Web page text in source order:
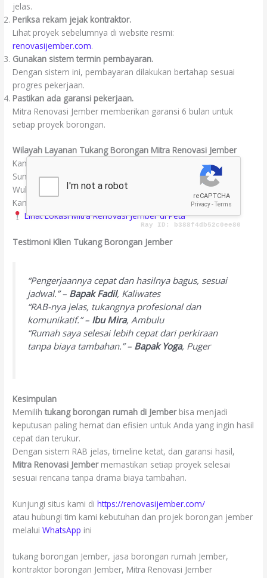
jelas.
Periksa rekam jejak kontraktor.
Lihat proyek sebelumnya di website resmi:
renovasijember.com.
Gunakan sistem termin pembayaran.
Dengan sistem ini, pembayaran dilakukan bertahap sesuai
progres pekerjaan.
Pastikan ada garansi pekerjaan.
Mitra Renovasi Jember memberikan garansi 6 bulan untuk
setiap proyek borongan.
Wilayah Layanan Tukang Borongan Mitra Renovasi Jember
Kami melayani seluruh wilayah Jember:
Sumbersari, Kaliwates, Patrang, Ambulu, Puger, Kencong,
Wuluhan, Rambipuji, Tanggul, Semboro, dan Arjasa.
Kantor kami dapat Anda temukan di Google Maps:
Lihat Lokasi Mitra Renovasi Jember di Peta
Testimoni Klien Tukang Borongan Jember
“Pengerjaannya cepat dan hasilnya bagus, sesuai
jadwal.” – Bapak Fadil, Kaliwates
“RAB-nya jelas, tukangnya profesional dan
komunikatif.” – Ibu Mira, Ambulu
“Rumah saya selesai lebih cepat dari perkiraan
tanpa biaya tambahan.” – Bapak Yoga, Puger
Kesimpulan
Memilihtukang borongan rumah di Jemberbisa menjadi
keputusan paling hemat dan efisien untuk Anda yang ingin hasil
cepat dan terukur.
Dengan sistem RAB jelas, timeline ketat, dan garansi hasil,
Mitra Renovasi Jembermemastikan setiap proyek selesai
sesuai rencana tanpa drama biaya tambahan.
Kunjungi situs kami dihttps://renovasijember.com/
atau hubungi tim kami kebutuhan dan projek borongan jember
melaluiWhatsApp ini
tukang borongan Jember, jasa borongan rumah Jember,
kontraktor borongan Jember, Mitra Renovasi Jember